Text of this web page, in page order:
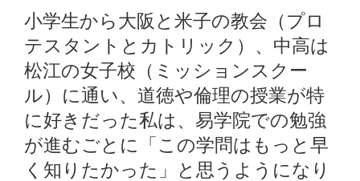
小学生から大阪と米子の教会（プロ
テスタントとカトリック）、中高は
松江の女子校（ミッションスクー
ル）に通い、道徳や倫理の授業が特
に好きだった私は、易学院での勉強
が進むごとに「この学問はもっと早
く知りたかった」と思うようになり